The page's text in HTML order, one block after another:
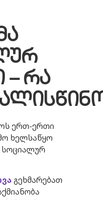
– რა
ერთ-ერთი
ხელსაწყო
გეხმარებათ